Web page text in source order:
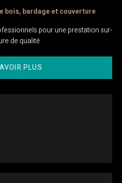
bois, bardage et couverture
pour une prestation sur-
de qualité
PLUS